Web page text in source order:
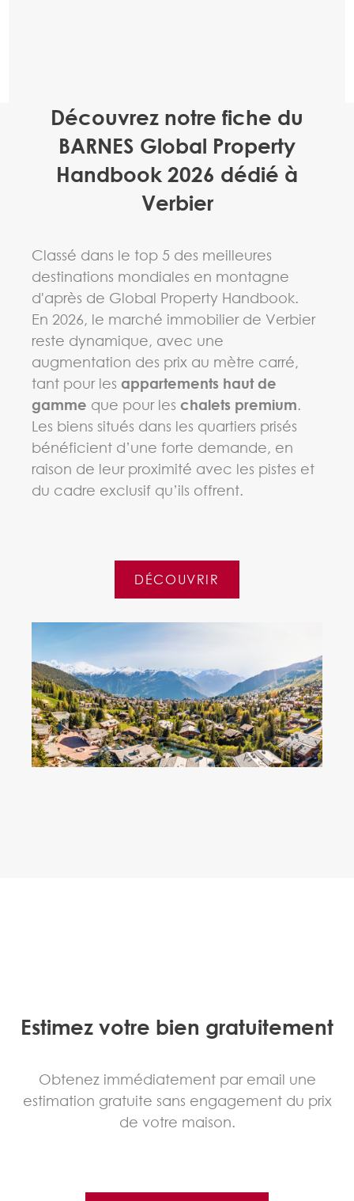
Découvrez notre fiche du
BARNES Global Property
Handbook 2026 dédié à
Verbier
Classé dans le top 5 des meilleures
destinations mondiales en montagne
d'après de Global Property Handbook.
En 2026, le marché immobilier de Verbier
reste dynamique, avec une
augmentation des prix au mètre carré,
tant pour les appartements haut de
gamme que pour leschalets premium.
Les biens situés dans les quartiers prisés
bénéficient d’une forte demande, en
raison de leur proximité avec les pistes et
du cadre exclusif qu’ils offrent.
DÉCOUVRIR
Estimez votre bien gratuitement
Obtenez immédiatement par email une
estimation gratuite sans engagement du prix
de votre maison.